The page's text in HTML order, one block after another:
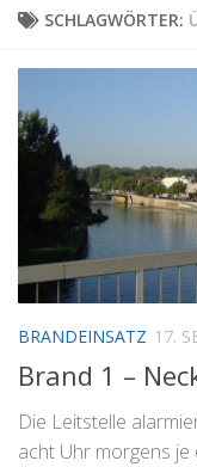
SCHLAGWÖRTER:
BRANDEINSATZ 17.
Brand 1 –
Die Leitstelle
acht Uhr morgens